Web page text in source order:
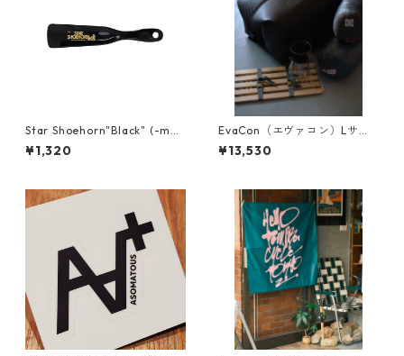
Star Shoehorn"Black" (-mad
e in USA-)
¥1,320
EvaCon（エヴァコン）Lサイ
ズ
¥13,530